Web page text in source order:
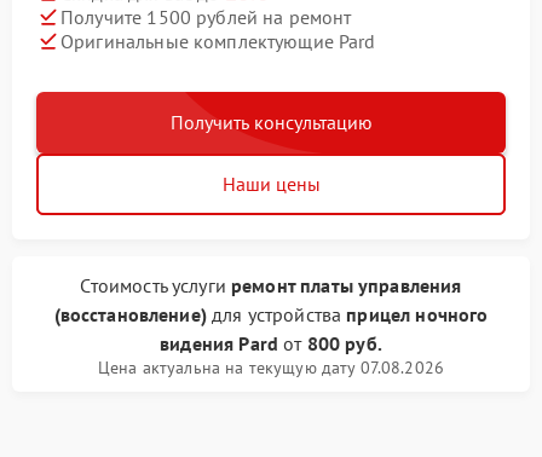
Получите 1500 рублей на ремонт
Оригинальные комплектующие Pard
Получить консультацию
Наши цены
Стоимость услуги ремонт платы управления
(восстановление)для устройства прицел ночного
видения Pard от 800 руб.
Цена актуальна на текущую дату 07.08.2026